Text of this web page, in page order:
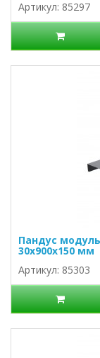
Артикул: 85297
Пандус
30х900х150 мм
Артикул: 85303